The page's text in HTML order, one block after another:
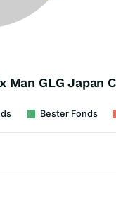
GLG Japan
Bester Fonds